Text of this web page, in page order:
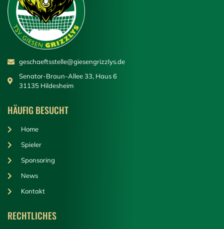
geschaeftsstelle@giesengrizzlys.de
Senator-Braun-Allee 33, Haus 6
31135 Hildesheim
HÄUFIG BESUCHT
Home
Spieler
Sponsoring
News
Kontakt
RECHTLICHES